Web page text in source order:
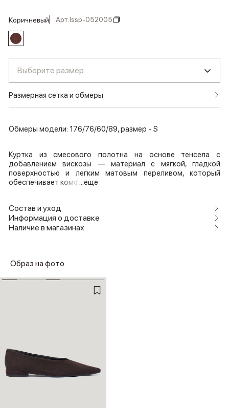
коричневый Арт.lssp-052005
Выберите размер
Размерная сетка и обмеры
Обмеры модели: 176/76/60/89, размер - S
Куртка из смесового полотна на основе тенсела с
добавлением вискозы — материал с мягкой, гладкой
поверхностью и легким матовым переливом, который
обеспечивает комф ...еще
Состав и уход
Информация о доставке
Наличие в магазинах
Образ на фото